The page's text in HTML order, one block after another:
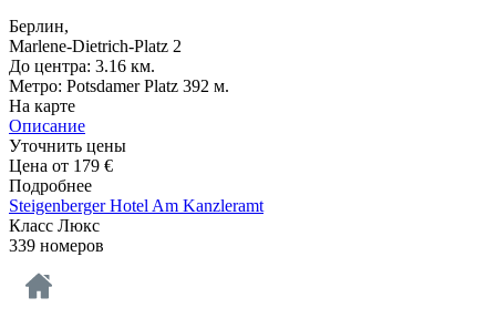
Берлин,
Marlene-Dietrich-Platz 2
До центра: 3.16 км.
Метро: Potsdamer Platz 392 м.
На карте
Описание
Уточнить цены
Цена от 179 €
Подробнее
Steigenberger Hotel Am Kanzleramt
Класс Люкс
339 номеров